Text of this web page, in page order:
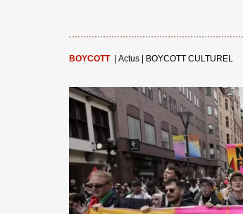
BOYCOTT |Actus BOYCOTT CULTUREL